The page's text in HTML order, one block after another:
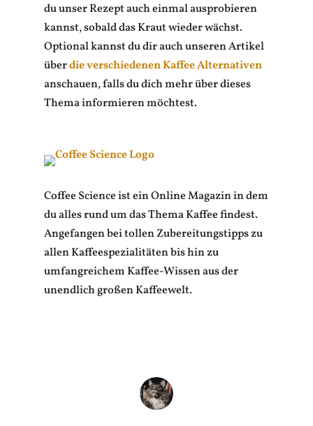
du unser Rezept auch einmal ausprobieren
kannst, sobald das Kraut wieder wächst.
Optional kannst du dir auch unseren Artikel
überdie verschiedenen Kaffee Alternativen
anschauen, falls du dich mehr über dieses
Thema informieren möchtest.
Coffee Science ist ein Online Magazin in dem
du alles rund um das Thema Kaffee findest.
Angefangen bei tollen Zubereitungstipps zu
allen Kaffeespezialitäten bis hin zu
umfangreichem Kaffee-Wissen aus der
unendlich großen Kaffeewelt.